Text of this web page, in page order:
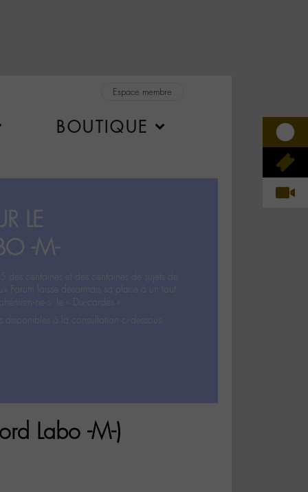
Espace membre
BOUTIQUE
LE
-M-
centaines et des centaines de sujets de
Forum laisse désormais sa place à un tout
le « Dix-cordes ».
disponibles à la consultation ci-dessous.
Labo -M-)